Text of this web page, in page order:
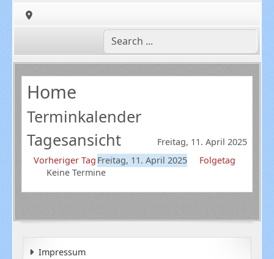
Home
Terminkalender
Tagesansicht
Freitag, 11. April 2025
Vorheriger Tag Freitag, 11. April 2025
Folgetag
Keine Termine
Impressum